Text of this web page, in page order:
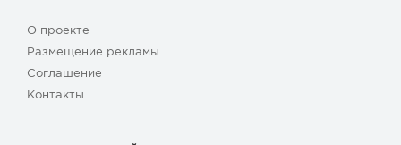
О проекте
Размещение рекламы
Cоглашение
Контакты